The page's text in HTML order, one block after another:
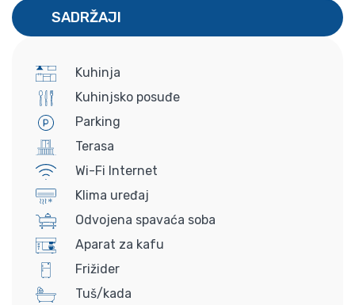
SADRŽAJI
Kuhinja
Kuhinjsko posuđe
Parking
Terasa
Wi-Fi Internet
Klima uređaj
Odvojena spavaća soba
Aparat za kafu
Frižider
Tuš/kada